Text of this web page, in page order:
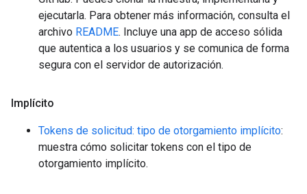
ejecutarla. Para obtener más información, consulta el
archivo README. Incluye una app de acceso sólida
que autentica a los usuarios y se comunica de forma
segura con el servidor de autorización.
Implícito
Tokens de solicitud: tipo de otorgamiento implícito:
muestra cómo solicitar tokens con el tipo de
otorgamiento implícito.